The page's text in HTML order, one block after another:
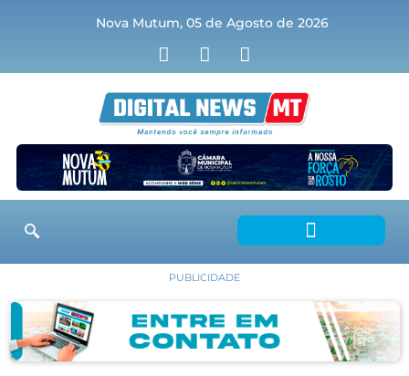
Nova Mutum, 05 de Agosto de 2026
PUBLICIDADE